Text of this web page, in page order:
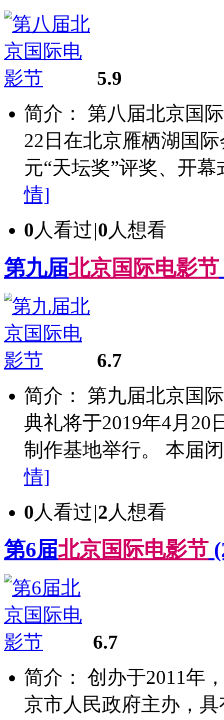
5.9
简介： 第八届北京国
22日在北京雁栖湖国
元“天坛奖”评奖、开
情]
0 人看过|0 人想看
第九届北京国 际电影节
6.7
简介： 第九届北京国
典礼将于2019年4月20
制作基地举行。 本届
情]
0 人看过|2 人想看
第6届北京国 际电影节
6.7
简介： 创办于2011年
京市人民政府主办，